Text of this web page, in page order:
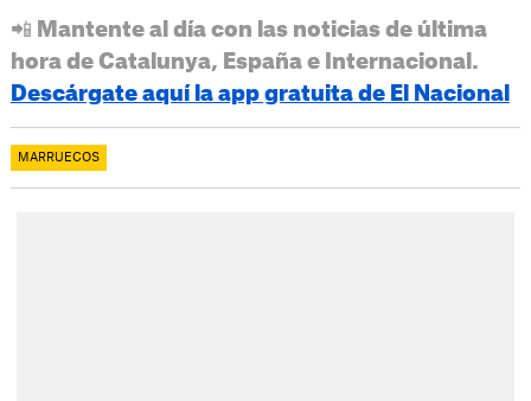
📲 Mantente al día con las noticias de última
hora de Catalunya, España e Internacional.
Descárgate aquí la app gratuita de El Nacional
MARRUECOS